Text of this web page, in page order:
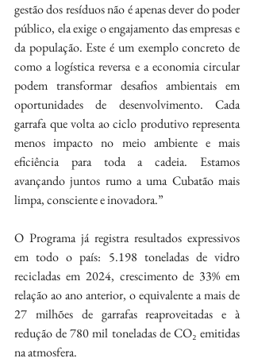
gestão dos resíduos não é apenas dever do poder
público, ela exige o engajamento das empresas e
da população. Este é um exemplo concreto de
como a logística reversa e a economia circular
podem transformar desafios ambientais em
oportunidades de desenvolvimento. Cada
garrafa que volta ao ciclo produtivo representa
menos impacto no meio ambiente e mais
eficiência para toda a cadeia. Estamos
avançando juntos rumo a uma Cubatão mais
limpa, consciente e inovadora.”
O Programa já registra resultados expressivos
em todo o país: 5.198 toneladas de vidro
recicladas em 2024, crescimento de 33% em
relação ao ano anterior, o equivalente a mais de
27 milhões de garrafas reaproveitadas e à
redução de 780 mil toneladas de CO₂ emitidas
na atmosfera.